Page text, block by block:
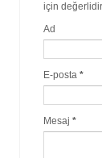
için
Ad
E-posta *
Mesaj *